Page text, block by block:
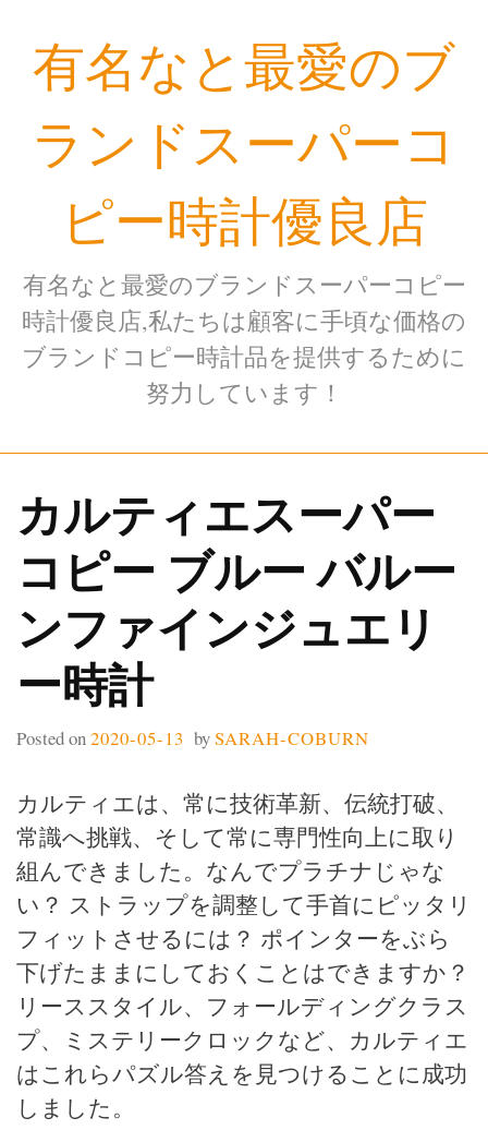
Skip
to有名なと最愛のブ
ランドスーパーコ
ピー時計優良店
有名なと最愛のブランドスーパーコピー
時計優良店,私たちは顧客に手頃な価格の
ブランドコピー時計品を提供するために
努力しています！
カルティエスーパー
コピー ブルー バルー
ンファインジュエリ
ー時計
Posted on2020-05-13 bySARAH-COBURN
カルティエは、常に技術革新、伝統打破、
常識へ挑戦、そして常に専門性向上に取り
組んできました。なんでプラチナじゃな
い？ ストラップを調整して手首にピッタリ
フィットさせるには？ ポインターをぶら
下げたままにしておくことはできますか？
リーススタイル、フォールディングクラス
プ、ミステリークロックなど、カルティエ
はこれらパズル答えを見つけることに成功
しました。